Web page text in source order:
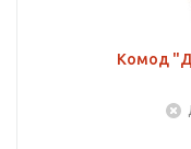
Комод